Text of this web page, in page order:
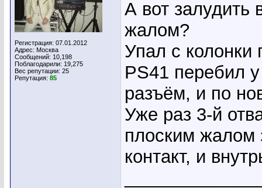
Регистрация: 07.01.2012
Адрес: Москва
Сообщений: 10,198
Поблагодарили: 19,275
Вес репутации: 25
Репутация: 85
А вот залудить
жалом?
Упал с колонки
PS41 перебил
разъём, и по
Уже раз 3-й
плоским жалом
контакт, и